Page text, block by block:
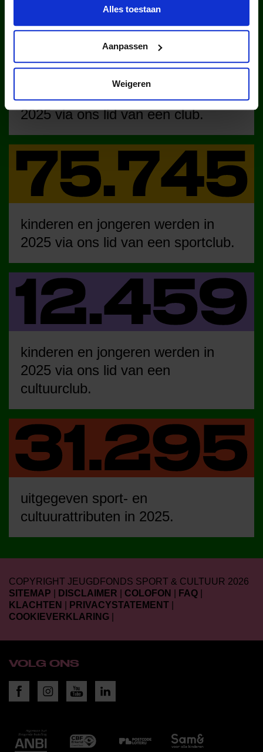
Alles toestaan
Aanpassen
Weigeren
kinderen en jongeren werden in
2025 via ons lid van een club.
kinderen en jongeren werden in
2025 via ons lid van een sportclub.
kinderen en jongeren werden in
2025 via ons lid van een
cultuurclub.
uitgegeven sport- en
cultuurattributen in 2025.
COPYRIGHT JEUGDFONDS SPORT & CULTUUR 2026
SITEMAP
DISCLAIMER COLOFON FAQ
KLACHTEN
PRIVACYSTATEMENT
COOKIEVERKLARING
VOLG ONS